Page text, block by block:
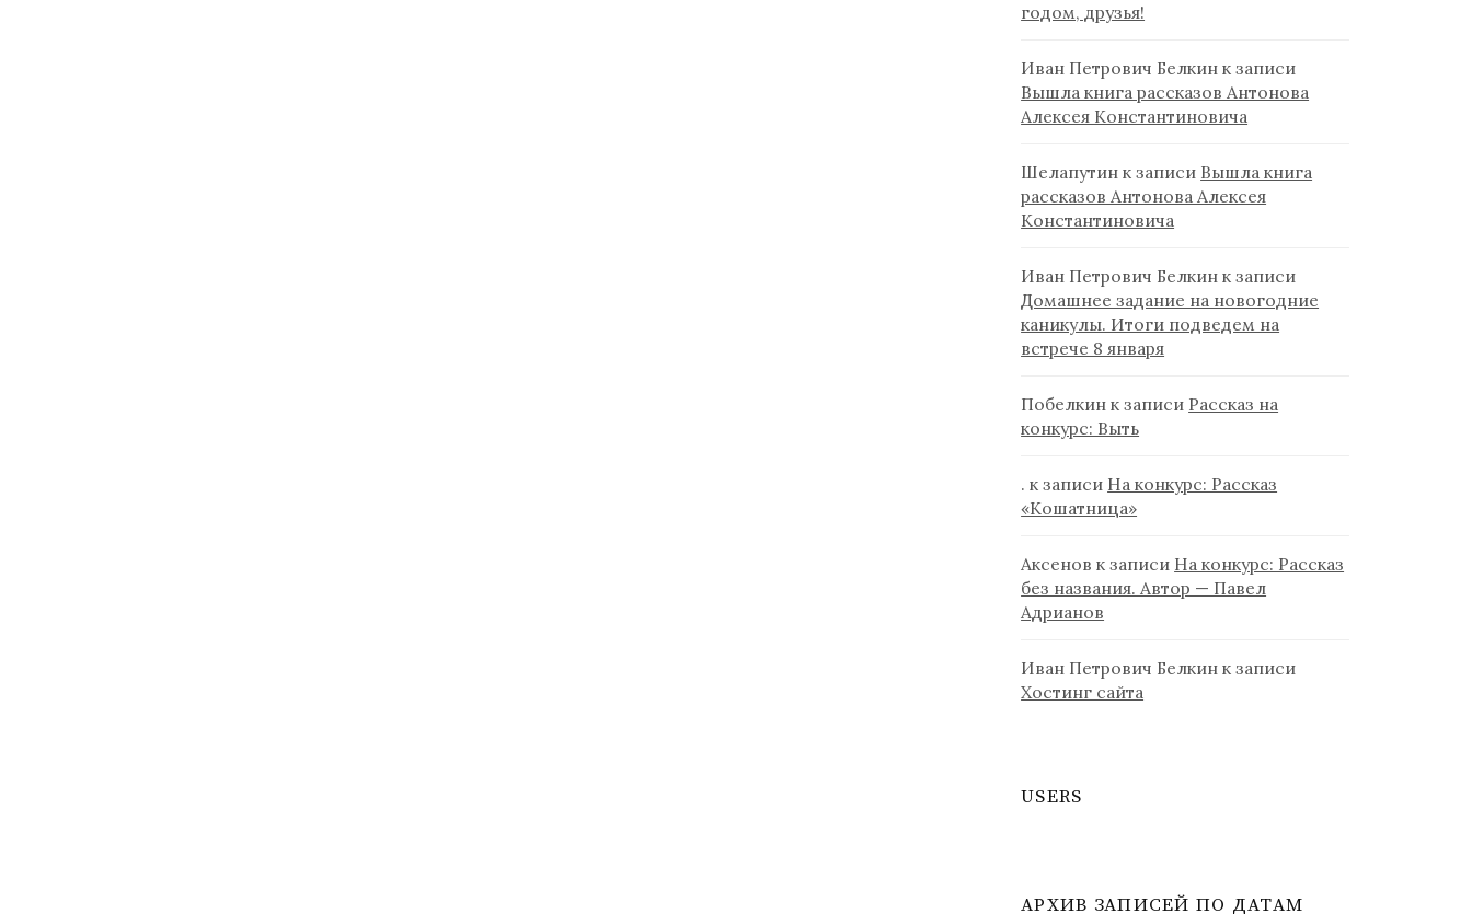
годом, друзья!
Иван Петрович Белкин к записи
Вышла книга рассказов Антонова
Алексея Константиновича
Шелапутин к записи Вышла книга
рассказов Антонова Алексея
Константиновича
Иван Петрович Белкин к записи
Домашнее задание на новогодние
каникулы. Итоги подведем на
встрече 8 января
Побелкин к записи Рассказ на
конкурс: Выть
. к записи На конкурс: Рассказ
«Кошатница»
Аксенов к записи На конкурс: Рассказ
без названия. Автор — Павел
Адрианов
Иван Петрович Белкин к записи
Хостинг сайта
USERS
АРХИВ ЗАПИСЕЙ ПО ДАТАМ